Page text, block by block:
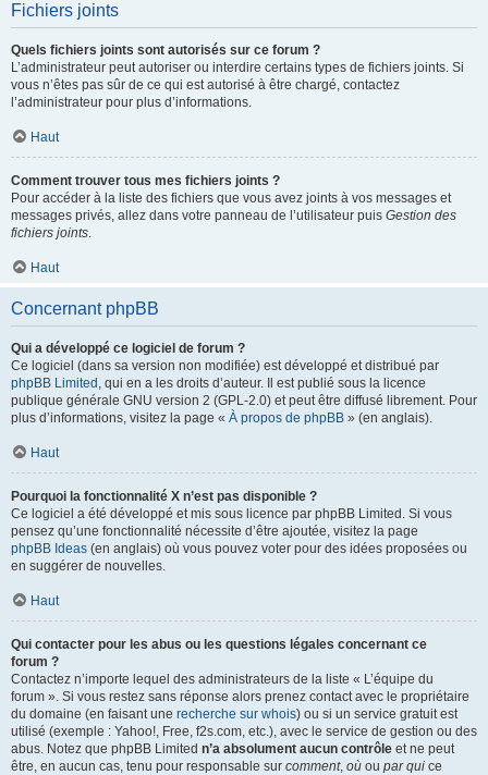
Fichiers joints
Quels fichiers joints sont autorisés sur ce forum ?
L’administrateur peut autoriser ou interdire certains types de fichiers joints. Si
vous n’êtes pas sûr de ce qui est autorisé à être chargé, contactez
l’administrateur pour plus d’informations.
Haut
Comment trouver tous mes fichiers joints ?
Pour accéder à la liste des fichiers que vous avez joints à vos messages et
messages privés, allez dans votre panneau de l’utilisateur puis Gestion des
fichiers joints.
Haut
Concernant phpBB
Qui a développé ce logiciel de forum ?
Ce logiciel (dans sa version non modifiée) est développé et distribué par
phpBB Limited , qui en a les droits d’auteur. Il est publié sous la licence
publique générale GNU version 2 (GPL-2.0) et peut être diffusé librement. Pour
plus d’informations, visitez la page « À propos de phpBB » (en anglais).
Haut
Pourquoi la fonctionnalité X n’est pas disponible ?
Ce logiciel a été développé et mis sous licence par phpBB Limited. Si vous
pensez qu’une fonctionnalité nécessite d’être ajoutée, visitez la page
phpBB Ideas (en anglais) où vous pouvez voter pour des idées proposées ou
en suggérer de nouvelles.
Haut
Qui contacter pour les abus ou les questions légales concernant ce
forum ?
Contactez n’importe lequel des administrateurs de la liste « L’équipe du
forum ». Si vous restez sans réponse alors prenez contact avec le propriétaire
du domaine (en faisant une recherche sur whois) ou si un service gratuit est
utilisé (exemple : Yahoo!, Free, f2s.com, etc.), avec le service de gestion ou des
abus. Notez que phpBB Limited n’a absolument aucun contrôle et ne peut
être, en aucun cas, tenu pour responsable sur comment, où ou par qui ce